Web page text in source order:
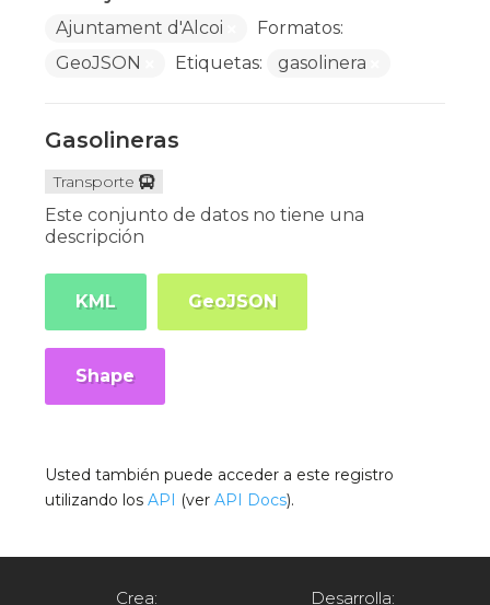
Ajuntament d'Alcoi
Formatos:
GeoJSON
Etiquetas: gasolinera
Gasolineras
Transporte
Este conjunto de datos no tiene una
descripción
KML GeoJSON
Shape
Usted también puede acceder a este registro
utilizando losAPI (verAPI Docs).
Crea: Desarrolla: